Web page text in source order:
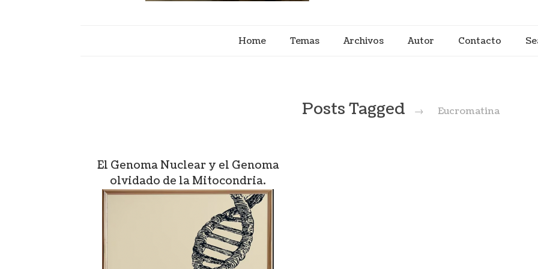
Home Temas Archivos Autor Contacto
Posts Tagged → Eucromatina
El Genoma Nuclear y el Genoma
olvidado de la Mitocondria.